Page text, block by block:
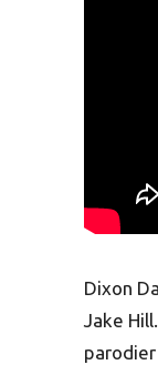
Dixon
Jake